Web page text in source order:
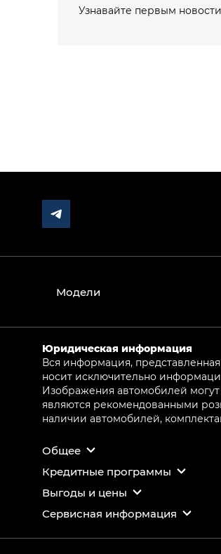
Узнавайте первым
Модели
Юридическая информация
Вся информация,
носит исключительно
Изображения автомобилей могут
являются рекомендованными
наличии автомобилей,
Общее
Кредитные программы
Выгоды и цены
Сервисная информация